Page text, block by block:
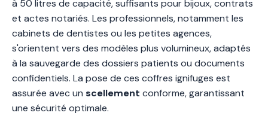
à 50 litres de capacité, suffisants pour bijoux, contrats
et actes notariés. Les professionnels, notamment les
cabinets de dentistes ou les petites agences,
s'orientent vers des modèles plus volumineux, adaptés
à la sauvegarde des dossiers patients ou documents
confidentiels. La pose de ces coffres ignifuges est
assurée avec un scellement conforme, garantissant
une sécurité optimale.